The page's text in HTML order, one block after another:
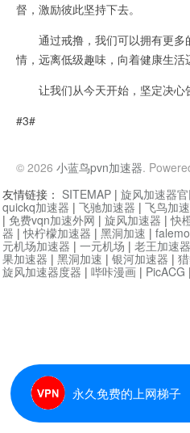
督，激励彼此坚持下去。
通过戒撸，我们可以拥有更多
情，远离低级趣味，向着健康生活
让我们从今天开始，坚定决心
#3#
© 2026 小蓝鸟pvn加速器.
永久免费的上网梯子
友情链接： SITEMAP | 旋风加速器
quickq加速器 | 飞驰加速器 | 飞鸟加
| 免费vqn加速外网 | 旋风加速器 |快
器 |快柠檬加速器 | 黑洞加速 |
元机场加速器 | 一元机场 | 老王加速器
果加速器 | 黑洞加速 | 银河加速器 |
旋风加速器度器 | 哔咔漫画 | PicACG |